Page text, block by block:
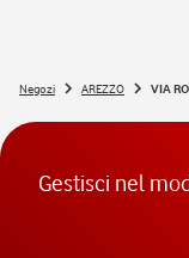
Negozi AREZZO VIA
Gestisci nel